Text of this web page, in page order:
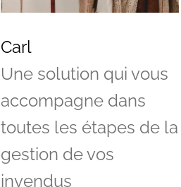
Carl
Une solution qui vous
accompagne dans
toutes les étapes de la
gestion de vos
invendus